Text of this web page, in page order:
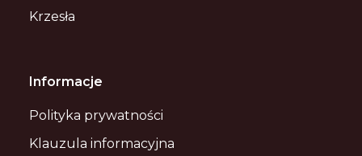
Krzesła
Informacje
Polityka prywatności
Klauzula informacyjna